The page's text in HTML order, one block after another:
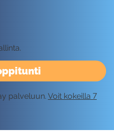
palveluun. Voit kokeilla 7